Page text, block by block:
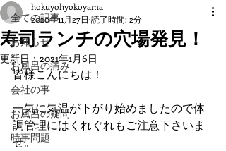
全ての記事
お知らせ
お風呂の痛み
会社の事
お風呂の疑問
時事問題
寿司ランチの穴場発見！
hokuyohyokoyama
2020年11月27日 読了時間: 2分
更新日：2021年1月6日
皆様こんにちは！
一気に気温が下がり始めましたので体
調管理にはくれぐれもご注意下さいま
せ。